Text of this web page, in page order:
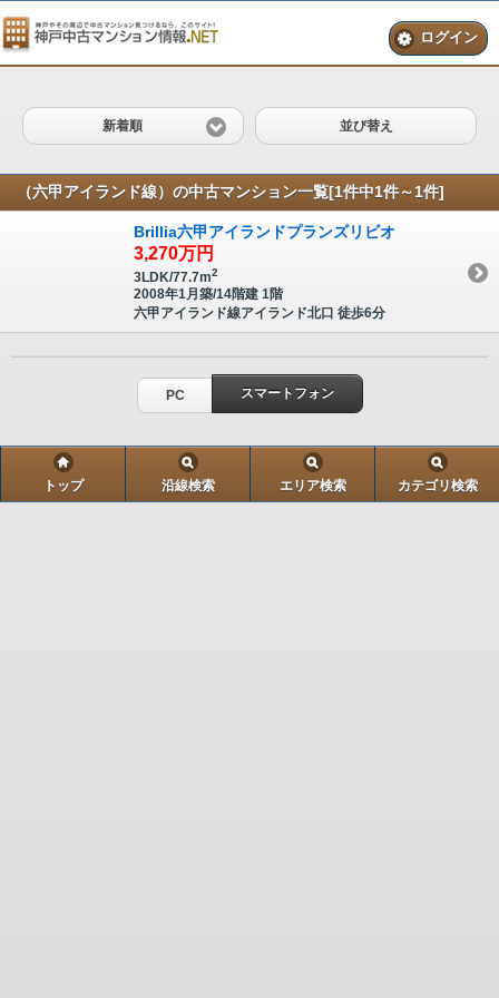
ログイン
新着順 並び替え
（六甲アイランド線）の中古マンション一覧[1件中1件～1件]
Brillia六甲アイランドプランズリビオ
3,270万円
3LDK/77.7m2
2008年1月築/14階建 1階
六甲アイランド線アイランド北口 徒歩6分
PC スマートフォン
トップ 沿線検索 エリア検索 カテゴリ検索